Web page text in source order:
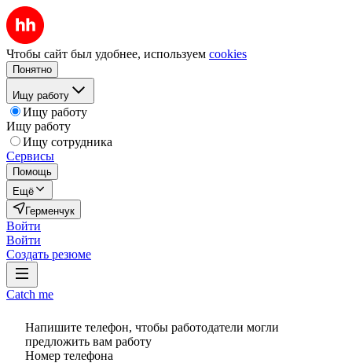
Чтобы сайт был удобнее, используем cookies
Понятно
Ищу работу
Ищу работу
Ищу работу
Ищу сотрудника
Сервисы
Помощь
Ещё
Герменчук
Войти
Войти
Создать резюме
Catch me
Напишите телефон, чтобы работодатели могли
предложить вам работу
Номер телефона